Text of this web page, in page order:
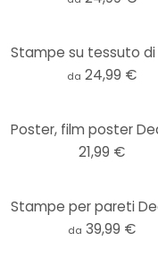
da 24,99 €
21,99 €
da 39,99 €